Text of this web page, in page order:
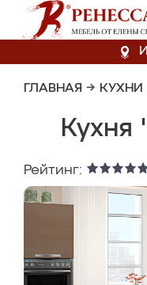
ГЛАВНАЯ → КУХНИ
Кухня
Рейтинг: